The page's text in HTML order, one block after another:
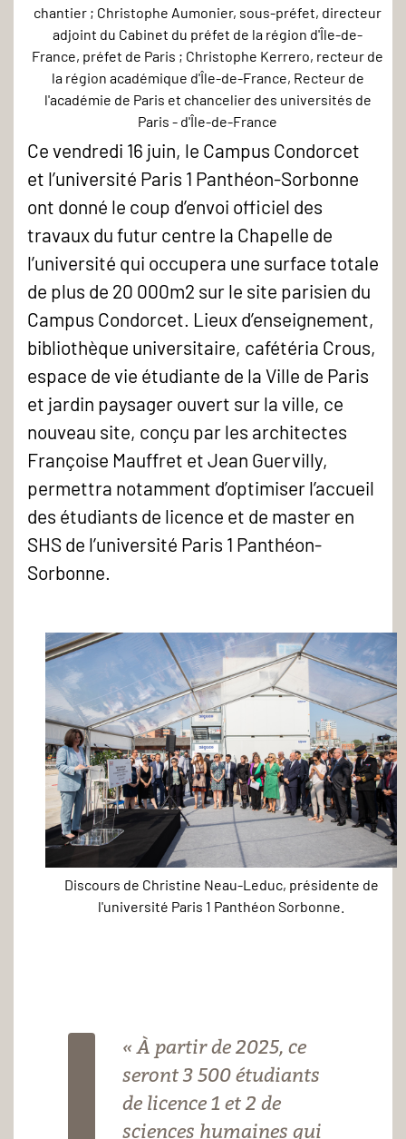
l'université
Paris
1
Panthéon-
Sorbonne
sur
le
Campus
Condorcet
-
chantier ; Christophe Aumonier, sous-préfet, directeur
adjoint du Cabinet du préfet de la région d'Île-de-
France, préfet de Paris ; Christophe Kerrero, recteur de
la région académique d'Île-de-France, Recteur de
l'académie de Paris et chancelier des universités de
Paris - d'Île-de-France
Ce vendredi 16 juin, le Campus Condorcet
et l’université Paris 1 Panthéon-Sorbonne
ont donné le coup d’envoi officiel des
travaux du futur centre la Chapelle de
l’université qui occupera une surface totale
de plus de 20 000m2 sur le site parisien du
Campus Condorcet. Lieux d’enseignement,
bibliothèque universitaire, cafétéria Crous,
espace de vie étudiante de la Ville de Paris
et jardin paysager ouvert sur la ville, ce
nouveau site, conçu par les architectes
Françoise Mauffret et Jean Guervilly,
permettra notamment d’optimiser l’accueil
des étudiants de licence et de master en
SHS de l’université Paris 1 Panthéon-
Sorbonne.
Christine
Neau-
Paris
1
Panthéon
Discours de Christine Neau-Leduc, présidente de
l'université Paris 1 Panthéon Sorbonne.
« À partir de 2025, ce
seront 3 500 étudiants
de licence 1 et 2 de
sciences humaines qui